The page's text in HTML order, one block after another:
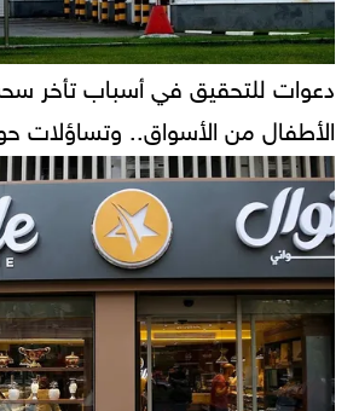
دعوات للتحقيق في أسباب تأخر
الأطفال من الأسواق.. وتساؤلات